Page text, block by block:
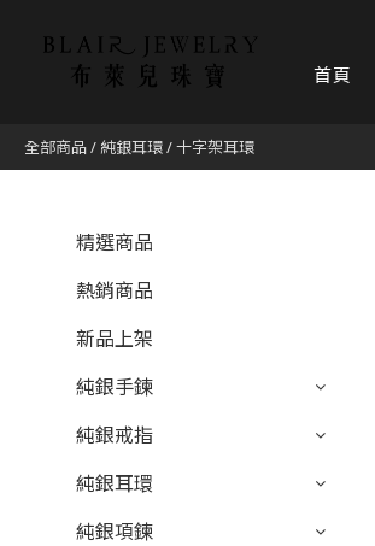
首頁
全部商品/ 純銀耳環/十字架耳環
精選商品
熱銷商品
新品上架
純銀手鍊
純銀戒指
純銀耳環
純銀項鍊